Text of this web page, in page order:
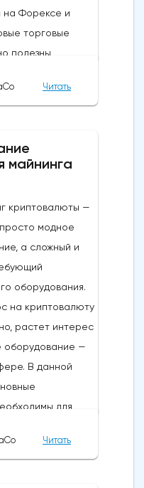
на Форексе и
торговые
полезны,
времени, что
имеют
используются
Форекс - это,
входа в сделку
по
торговые
Торговый
когда ему
либо
ценную бумагу
свои
торговые
некоторыми из
Читать
майнинга
криптовалюты —
модное
а сложный и
оборудования.
на криптовалюту
растет интерес
оборудование —
В данной
для
решение,
Читать